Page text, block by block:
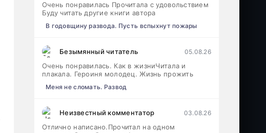
Очень понравилась Прочитала с удовольствием
Буду читать другие книги автора
В годовщину развода. Пусть вспыхнут пожары
Безымянный читатель 05.08.26
Очень понравилась. Как в жизниЧитала и
плакала. Героиня молодец. Жизнь прожить
Меня не сломать. Развод
Неизвестный комментатор 03.08.26
Отлично написано.Прочитал на одном